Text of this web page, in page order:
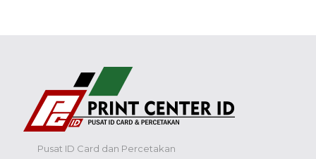
Pusat ID Card dan Percetakan